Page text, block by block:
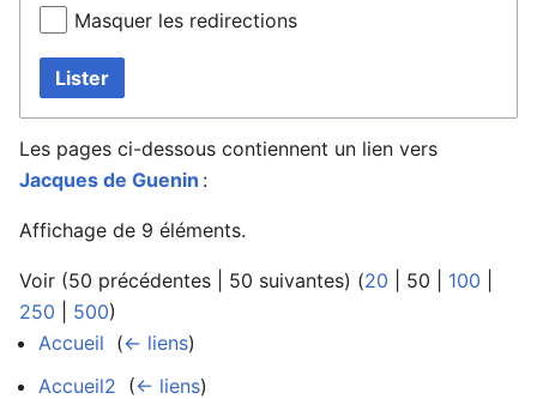
Masquer les redirections
Lister
Les pages ci-dessous contiennent un lien vers
Jacques de Guenin :
Affichage de 9 éléments.
Voir (50 précédentes 50 suivantes) (20 50 100
250
500)
Accueil (← liens)
Accueil2 (← liens)